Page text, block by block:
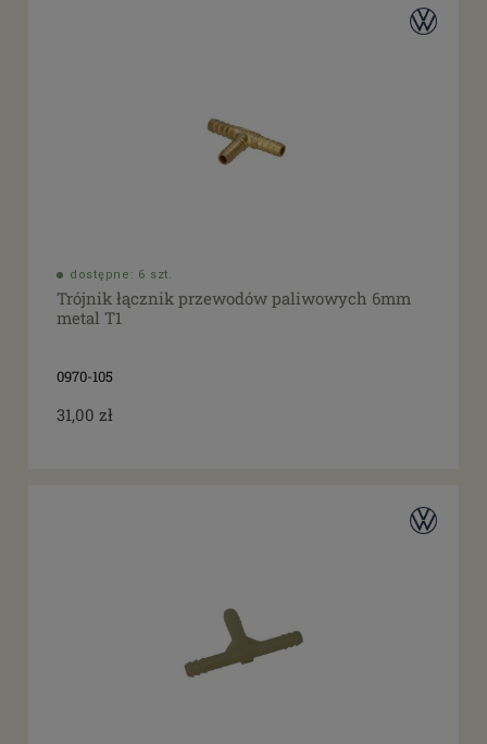
dostępne: 6 szt.
Trójnik łącznik przewodów paliwowych 6mm
metal T1
0970-105
31,00 zł